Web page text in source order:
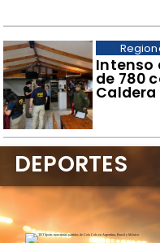
Intenso
de 780
Caldera
DEPORTES